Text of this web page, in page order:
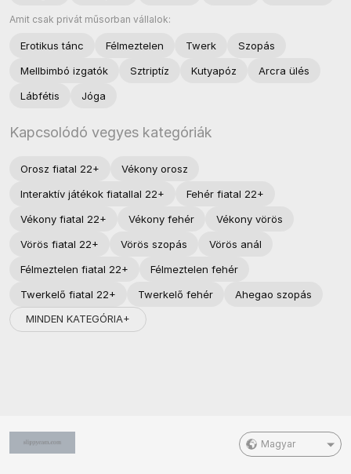
Amit csak privát műsorban vállalok:
Erotikus tánc Félmeztelen Twerk
Szopás
Mellbimbó izgatók
Sztriptíz Kutyapóz
Arcra ülés
Lábfétis
Jóga
Kapcsolódó vegyes kategóriák
Orosz fiatal 22+
Vékony orosz
Interaktív játékok fiatallal 22+
Fehér fiatal 22+
Vékony fiatal 22+
Vékony fehér
Vékony vörös
Vörös fiatal 22+
Vörös szopás
Vörös anál
Félmeztelen fiatal 22+
Félmeztelen fehér
Twerkelő fiatal 22+
Twerkelő fehér
Ahegao szopás
MINDEN KATEGÓRIA+
Magyar